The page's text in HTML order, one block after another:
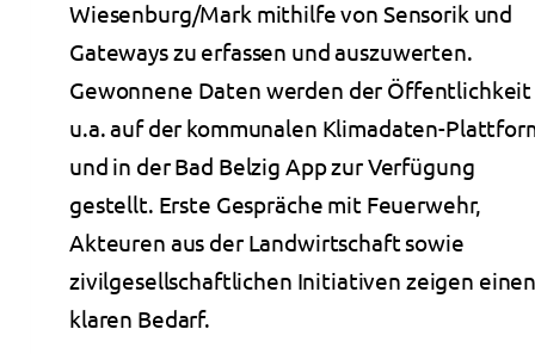
Wiesenburg/Mark mithilfe von Sensorik und
Gateways zu erfassen und auszuwerten.
Gewonnene Daten werden der Öffentlichkeit
u.a. auf der kommunalen Klimadaten-
und in der Bad Belzig App zur Verfügung
gestellt. Erste Gespräche mit Feuerwehr,
Akteuren aus der Landwirtschaft sowie
zivilgesellschaftlichen Initiativen zeigen
klaren Bedarf.